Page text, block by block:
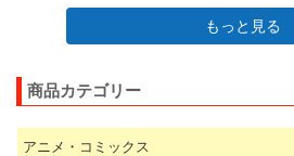
もっと見る
商品カテゴリー
アニメ・コミックス